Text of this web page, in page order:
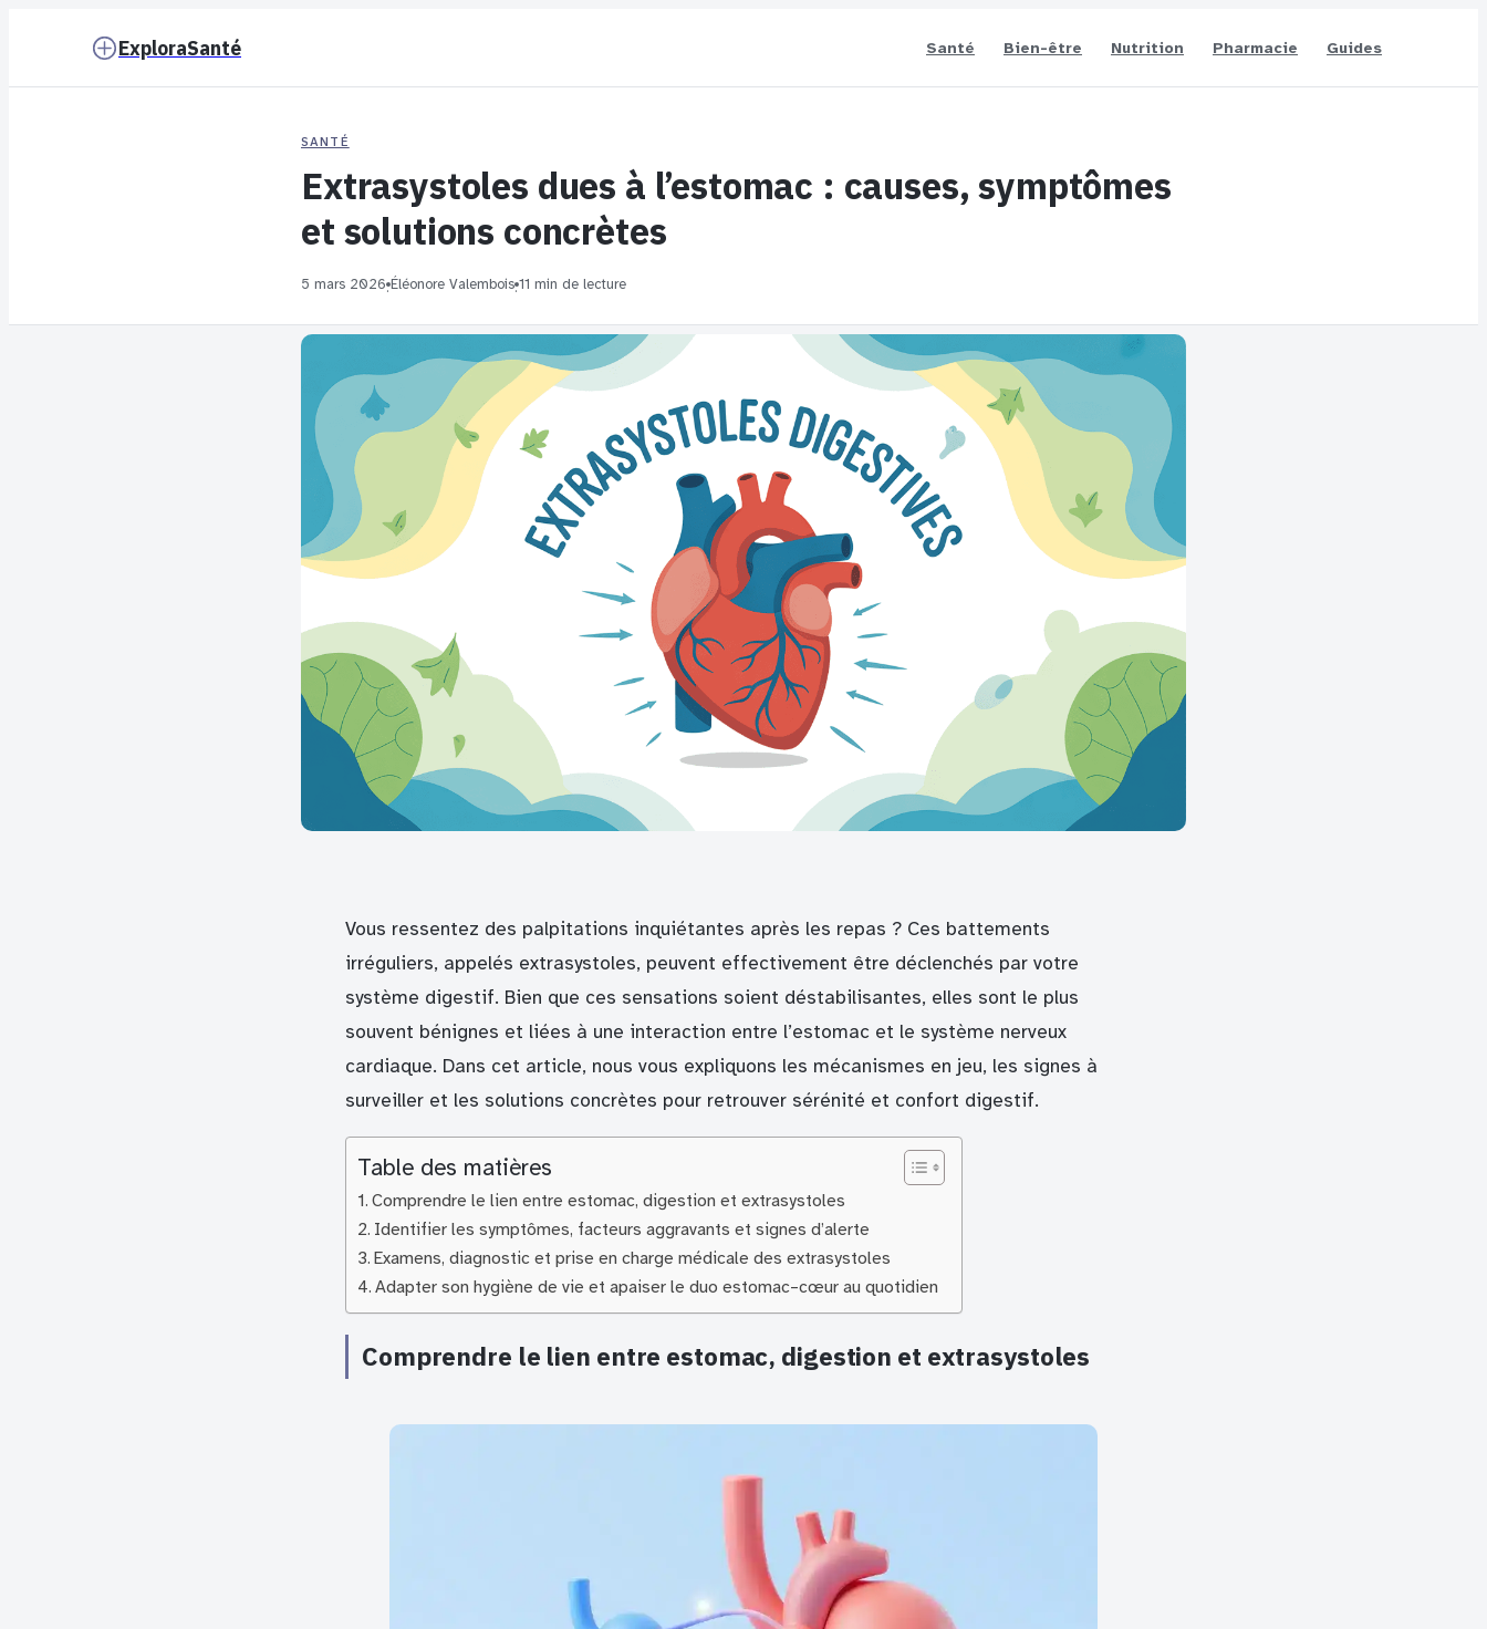
ExploraSanté Santé Bien-être Nutrition Pharmacie Guides
SANTÉ
Extrasystoles dues à l’estomac : causes, symptômes
et solutions concrètes
5 mars 2026·Éléonore Valembois·11 min de lecture
Vous ressentez des palpitations inquiétantes après les repas ? Ces battements
irréguliers, appelés extrasystoles, peuvent effectivement être déclenchés par votre
système digestif. Bien que ces sensations soient déstabilisantes, elles sont le plus
souvent bénignes et liées à une interaction entre l’estomac et le système nerveux
cardiaque. Dans cet article, nous vous expliquons les mécanismes en jeu, les signes à
surveiller et les solutions concrètes pour retrouver sérénité et confort digestif.
Table des matières
Comprendre le lien entre estomac, digestion et extrasystoles
Identifier les symptômes, facteurs aggravants et signes d’alerte
Examens, diagnostic et prise en charge médicale des extrasystoles
Adapter son hygiène de vie et apaiser le duo estomac–cœur au quotidien
Comprendre le lien entre estomac, digestion et extrasystoles